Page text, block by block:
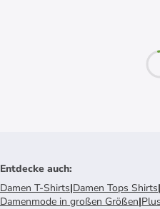
Entdecke auch:
Damen T-Shirts|Damen Tops Shirts|
Damenmode in großen Größen|